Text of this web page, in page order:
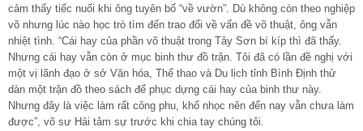
cảm thấy tiếc nuối khi ông tuyên bố “về vườn”. Dù không còn theo nghiệp
võ nhưng lúc nào học trò tìm đến trao đổi về vấn đề võ thuật, ông vẫn
nhiệt tình. “Cái hay của phần võ thuật trong Tây Sơn bí kíp thì đã thấy.
Nhưng cái hay vẫn còn ở mục binh thư đồ trận. Tôi đã có lần đề nghị với
một vị lãnh đạo ở sở Văn hóa, Thể thao và Du lịch tỉnh Bình Định thử
dàn một trận đồ theo sách để phục dựng cái hay của binh thư này.
Nhưng đây là việc làm rất công phu, khổ nhọc nên đến nay vẫn chưa làm
được”, võ sư Hải tâm sự trước khi chia tay chúng tôi.